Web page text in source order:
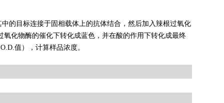
的目标连接于固相载体上的抗体结合，然后加入辣根过氧化
化物酶的催化下转化成蓝色，并在酸的作用下转化成最终
值），计算样品浓度。